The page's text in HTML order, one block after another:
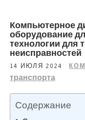
Компьютерное
оборудование
технологии для
неисправностей
14 ИЮЛЯ 2024
транспорта
Содержание